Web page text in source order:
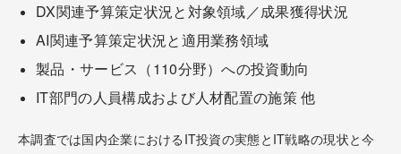
DX関連予算策定状況と対象領域／成果獲得状況
AI関連予算策定状況と適用業務領域
製品・サービス（110分野）への投資動向
IT部門の人員構成および人材配置の施策 他
本調査では国内企業におけるIT投資の実態とIT戦略の現状と今